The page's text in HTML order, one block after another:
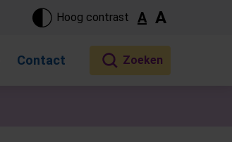
Hoog contrast A A
Contact
gebruikers, bewegen door aanraking